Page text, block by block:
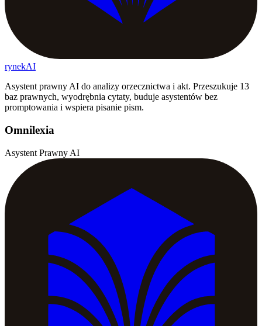
rynekAI
Asystent prawny AI do analizy orzecznictwa i akt. Przeszukuje 13
baz prawnych, wyodrębnia cytaty, buduje asystentów bez
promptowania i wspiera pisanie pism.
Omnilexia
Asystent Prawny AI